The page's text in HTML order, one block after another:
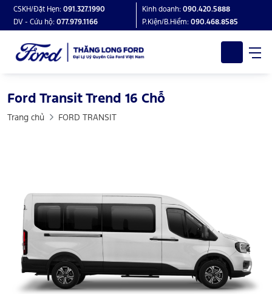
CSKH/Đặt Hẹn: 091.327.1990 Kinh doanh: 090.420.5888
DV - Cứu hộ: 077.979.1166 P.Kiện/B.Hiểm: 090.468.8585
Ford Transit Trend 16 Chỗ
Trang chủ FORD TRANSIT